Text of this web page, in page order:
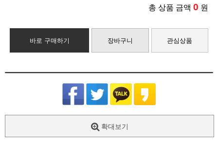
총 상품 금액 0 원
바로 구매하기 장바구니 관심상품
확대보기